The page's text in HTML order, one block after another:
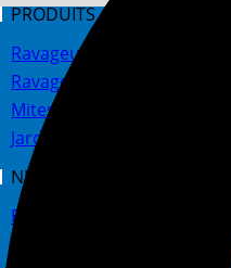
PRODUITS
Ravageur volante
Ravageur rampante
Mites
Jardin
NEWSROOM
Blog